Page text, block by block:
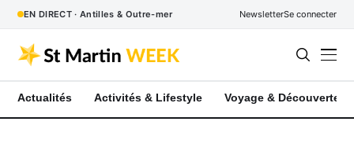
EN DIRECT · Antilles & Outre-mer NewsletterSe connecter
Actualités Activités & Lifestyle Voyage & Découverte